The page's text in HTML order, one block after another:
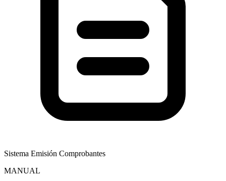
Sistema Emisión Comprobantes
MANUAL